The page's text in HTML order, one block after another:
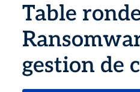
Table
gestion de